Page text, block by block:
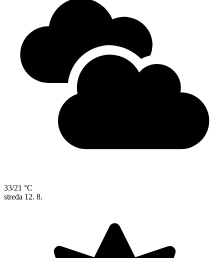
33/21 °C
streda 12. 8.